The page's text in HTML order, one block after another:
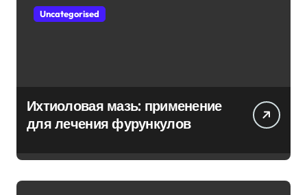
Uncategorised
Ихтиоловая мазь: применение
для лечения фурункулов